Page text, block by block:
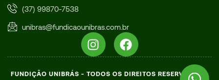
(37) 99870-7538
unibras@fundicaounibras.com.br
FUNDIÇÃO UNIBRÁS - TODOS OS DIREITOS RESERVADOS -